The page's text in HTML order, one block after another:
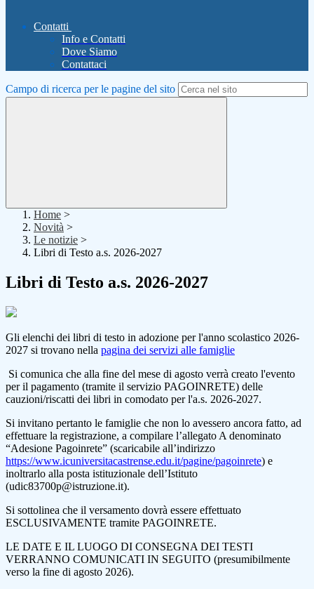
Contatti
Info e Contatti
Dove Siamo
Contattaci
Campo di ricerca per le pagine del sito
Home >
Novità >
Le notizie >
Libri di Testo a.s. 2026-2027
Libri di Testo a.s. 2026-2027
Gli elenchi dei libri di testo in adozione per l'anno scolastico 2026-
2027 si trovano nella pagina dei servizi alle famiglie
Si comunica che alla fine del mese di agosto verrà creato l'evento
per il pagamento (tramite il servizio PAGOINRETE) delle
cauzioni/riscatti dei libri in comodato per l'a.s. 2026-2027.
Si invitano pertanto le famiglie che non lo avessero ancora fatto, ad
effettuare la registrazione, a compilare l’allegato A denominato
“Adesione Pagoinrete” (scaricabile all’indirizzo
https://www.icuniversitacastrense.edu.it/pagine/pagoinrete) e
inoltrarlo alla posta istituzionale dell’Istituto
(udic83700p@istruzione.it).
Si sottolinea che il versamento dovrà essere effettuato
ESCLUSIVAMENTE tramite PAGOINRETE.
LE DATE E IL LUOGO DI CONSEGNA DEI TESTI
VERRANNO COMUNICATI IN SEGUITO (presumibilmente
verso la fine di agosto 2026).